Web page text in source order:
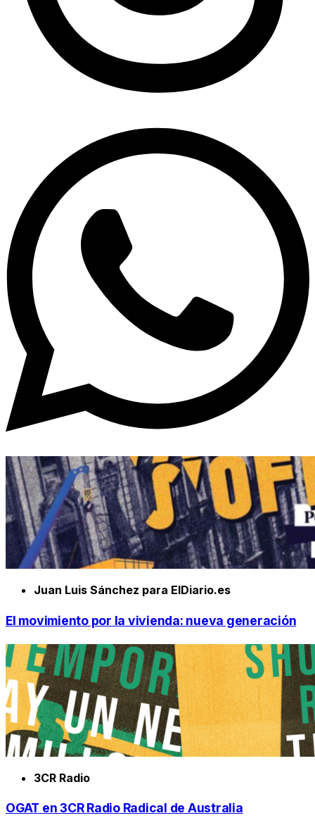
Juan Luis Sánchez para ElDiario.es
El movimiento por la vivienda: nueva generación
3CR Radio
OGAT en 3CR Radio Radical de Australia